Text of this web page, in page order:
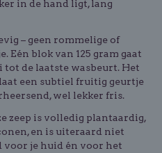
in de hand ligt, lang
– geen rommelige of
Eén blok van 125 gram gaat
de laatste wasbeurt. Het
een subtiel fruitig geurtje
wel lekker fris.
zeep is volledig plantaardig,
en is uiteraard niet
voor je huid én voor het